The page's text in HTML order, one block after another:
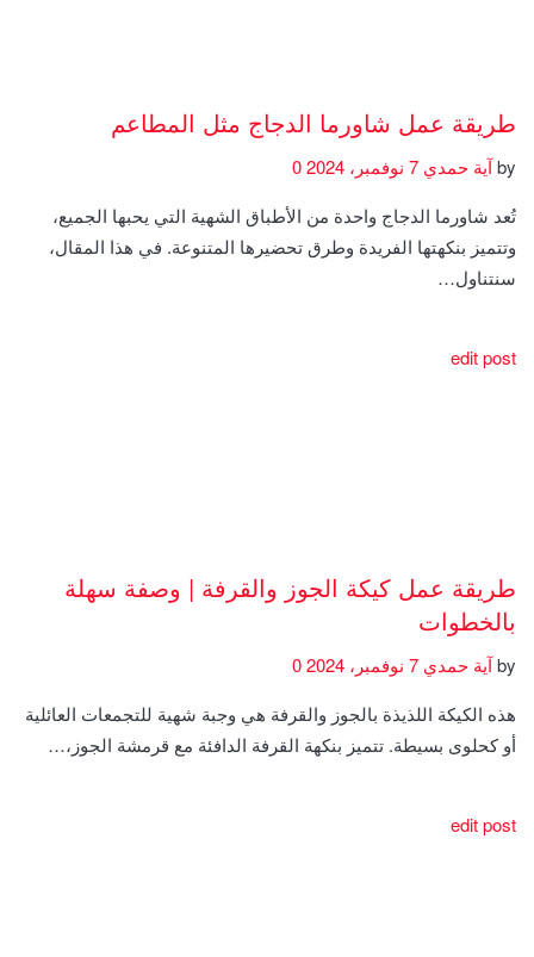
طريقة عمل شاورما الدجاج مثل المطاعم
byآية حمدي
تُعد شاورما الدجاج واحدة من الأطباق الشهية التي يحبها الجميع،
وتتميز بنكهتها الفريدة وطرق تحضيرها المتنوعة. في هذا المقال،
سنتناول…
edit post
طريقة عمل كيكة الجوز والقرفة | وصفة سهلة
بالخطوات
byآية حمدي
هذه الكيكة اللذيذة بالجوز والقرفة هي وجبة شهية للتجمعات العائلية
أو كحلوى بسيطة. تتميز بنكهة القرفة الدافئة مع قرمشة الجوز،…
edit post